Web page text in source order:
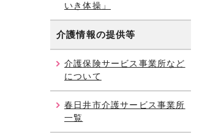
いき体操」
介護情報の提供等
介護保険サービス事業所など
について
春日井市介護サービス事業所
一覧